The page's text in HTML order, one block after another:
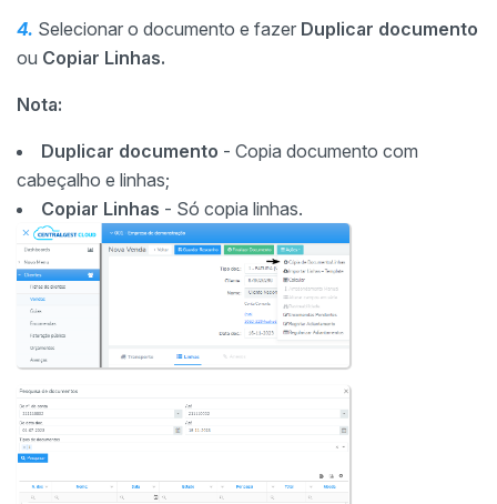
4. Selecionar o documento e fazer Duplicar documento
ou Copiar Linhas.
Nota:
Duplicar documento - Copia documento com
cabeçalho e linhas;
Copiar Linhas - Só copia linhas.